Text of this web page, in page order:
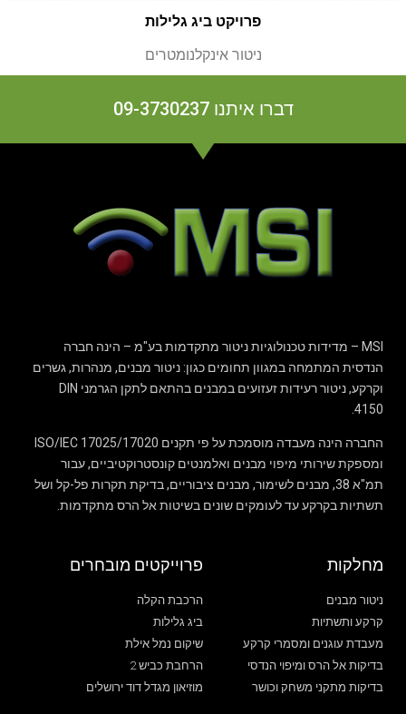
פרויקט ביג גלילות
ניטור אינקלנומטרים
דברו איתנו 09-3730237
MSI – מדידות טכנולוגיות ניטור מתקדמות בע"מ – הינה חברה
הנדסית המתמחה במגוון תחומים כגון: ניטור מבנים, מנהרות, גשרים
וקרקע, ניטור רעידות זעזועים במבנים בהתאם לתקן הגרמני DIN
4150.
החברה הינה מעבדה מוסמכת על פי תקנים 17020/ISO/IEC 17025
ומספקת שירותי מיפוי מבנים ואלמנטים קונסטרוקטיביים, עבור
תמ"א 38, מבנים לשימור, מבנים ציבוריים, בדיקת תקרות פל-קל ושל
תשתיות בקרקע עד לעומקים שונים בשיטות אל הרס מתקדמות.
מחלקות
ניטור מבנים
קרקע ותשתיות
מעבדת עוגנים ומסמרי קרקע
בדיקות אל הרס ומיפוי הנדסי
בדיקות מתקני משחק וכושר
פרוייקטים מובחרים
הרכבת הקלה
ביג גלילות
שיקום נמל אילת
הרחבת כביש 2
מוזיאון מגדל דוד ירושלים